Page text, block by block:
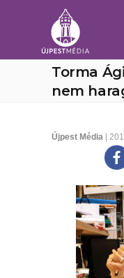
Torma
nem
Újpest Média |